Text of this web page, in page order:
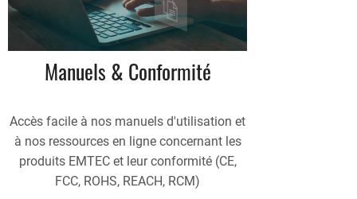
Manuels & Conformité
Accès facile à nos manuels d'utilisation et
à nos ressources en ligne concernant les
produits EMTEC et leur conformité (CE,
FCC, ROHS, REACH, RCM)